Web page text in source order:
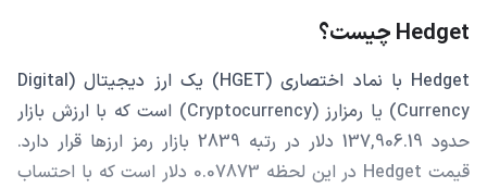
Hedget چیست؟
Hedget با نماد اختصاری (HGET) یک ارز دیجیتال (Digital
Currency) یا رمزارز (Cryptocurrency) است که با ارزش بازار
حدود 137,906.19 دلار در رتبه 2839 بازار رمز ارزها قرار دارد.
قیمت Hedget در این لحظه 0.07873 دلار است که با احتساب